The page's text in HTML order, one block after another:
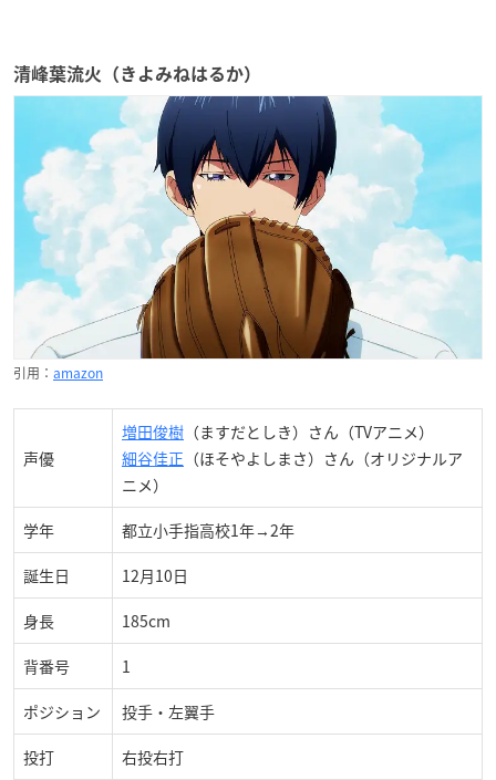
清峰葉流火（きよみねはるか）
引用： amazon
声優
増田俊樹 （ますだとしき）さん（TVアニメ）
細谷佳正 （ほそやよしまさ）さん（オリジナルア
ニメ）
学年 都立小手指高校1年→2年
誕生日 12月10日
身長 185cm
背番号 1
ポジション 投手・左翼手
投打 右投右打